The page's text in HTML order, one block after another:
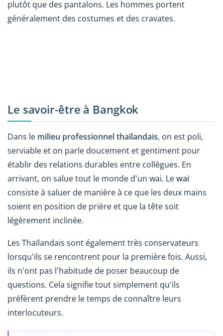
plutôt que des pantalons. Les hommes portent
généralement des costumes et des cravates.
Le savoir-être à Bangkok
Dans le milieu professionnel thaïlandais, on est poli,
serviable et on parle doucement et gentiment pour
établir des relations durables entre collègues. En
arrivant, on salue tout le monde d'un wai. Lewai
consiste à saluer de manière à ce que les deux mains
soient en position de prière et que la tête soit
légèrement inclinée.
Les Thaïlandais sont également très conservateurs
lorsqu'ils se rencontrent pour la première fois. Aussi,
ils n'ont pas l'habitude de poser beaucoup de
questions. Cela signifie tout simplement qu'ils
préfèrent prendre le temps de connaître leurs
interlocuteurs.